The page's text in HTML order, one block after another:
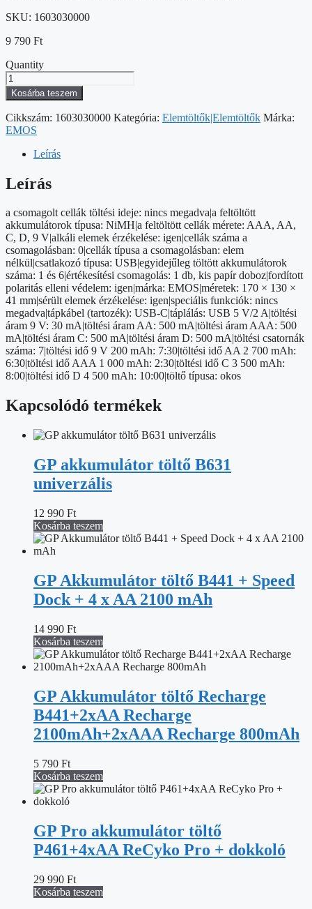
SKU: 1603030000
9 790 Ft
Quantity
EMOS
Elemtöltő
BCN-
60U
mennyiség
Kosárba teszem
Cikkszám: 1603030000 Kategória: Elemtöltők|Elemtöltők Márka:
EMOS
Leírás
Leírás
a csomagolt cellák töltési ideje: nincs megadva|a feltöltött
akkumulátorok típusa: NiMH|a feltöltött cellák mérete: AAA, AA,
C, D, 9 V|alkáli elemek érzékelése: igen|cellák száma a
csomagolásban: 0|cellák típusa a csomagolásban: elem
nélkül|csatlakozó típusa: USB|egyidejűleg töltött akkumulátorok
száma: 1 és 6|értékesítési csomagolás: 1 db, kis papír doboz|fordított
polaritás elleni védelem: igen|márka: EMOS|méretek: 170 × 130 ×
41 mm|sérült elemek érzékelése: igen|speciális funkciók: nincs
megadva|tápkábel (tartozék): USB-C|táplálás: USB 5 V/2 A|töltési
áram 9 V: 30 mA|töltési áram AA: 500 mA|töltési áram AAA: 500
mA|töltési áram C: 500 mA|töltési áram D: 500 mA|töltési csatornák
száma: 7|töltési idő 9 V 200 mAh: 7:30|töltési idő AA 2 700 mAh:
6:30|töltési idő AAA 1 000 mAh: 2:30|töltési idő C 3 500 mAh:
8:00|töltési idő D 4 500 mAh: 10:00|töltő típusa: okos
Kapcsolódó termékek
GP akkumulátor töltő B631
univerzális
12 990 Ft
Kosárba teszem
GP Akkumulátor töltő B441 + Speed
Dock + 4 x AA 2100 mAh
14 990 Ft
Kosárba teszem
GP Akkumulátor töltő Recharge
B441+2xAA Recharge
2100mAh+2xAAA Recharge 800mAh
5 790 Ft
Kosárba teszem
GP Pro akkumulátor töltő
P461+4xAA ReCyko Pro + dokkoló
29 990 Ft
Kosárba teszem